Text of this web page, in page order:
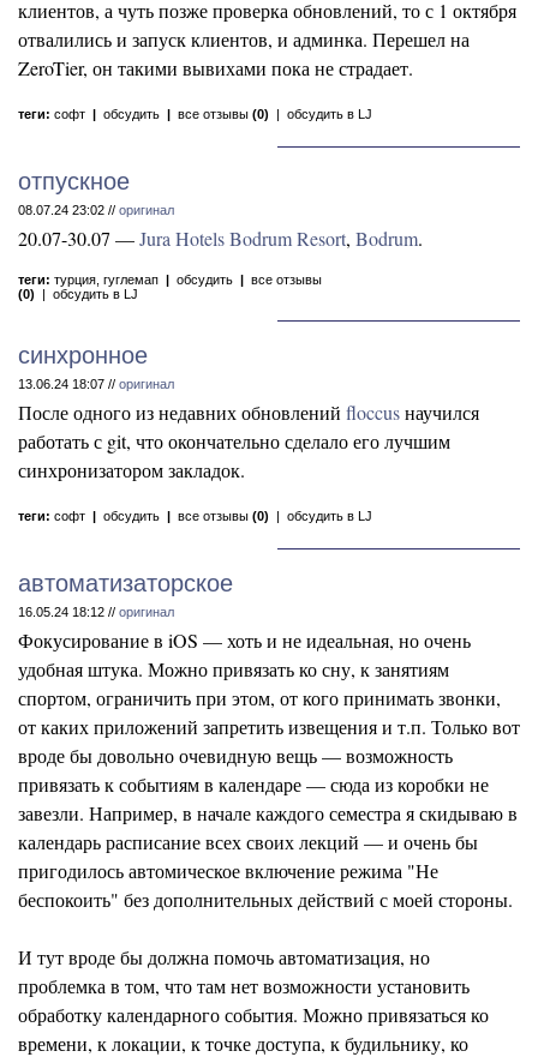
клиентов, а чуть позже проверка обновлений, то с 1 октября
отвалились и запуск клиентов, и админка. Перешел на
ZeroTier, он такими вывихами пока не страдает.
теги: софт | обсудить | все отзывы (0) | обсудить в LJ
отпускное
08.07.24 23:02 // оригинал
20.07-30.07 —Jura Hotels Bodrum Resort, Bodrum.
теги: турция гуглемап | обсудить | все отзывы
(0) | обсудить в LJ
синхронное
13.06.24 18:07 // оригинал
После одного из недавних обновлений floccusнаучился
работать с git, что окончательно сделало его лучшим
синхронизатором закладок.
теги: софт | обсудить | все отзывы (0) | обсудить в LJ
автоматизаторское
16.05.24 18:12 // оригинал
Фокусирование в iOS — хоть и не идеальная, но очень
удобная штука. Можно привязать ко сну, к занятиям
спортом, ограничить при этом, от кого принимать звонки,
от каких приложений запретить извещения и т.п. Только вот
вроде бы довольно очевидную вещь — возможность
привязать к событиям в календаре — сюда из коробки не
завезли. Например, в начале каждого семестра я скидываю в
календарь расписание всех своих лекций — и очень бы
пригодилось автомическое включение режима "Не
беспокоить" без дополнительных действий с моей стороны.
И тут вроде бы должна помочь автоматизация, но
проблемка в том, что там нет возможности установить
обработку календарного события. Можно привязаться ко
времени, к локации, к точке доступа, к будильнику, ко